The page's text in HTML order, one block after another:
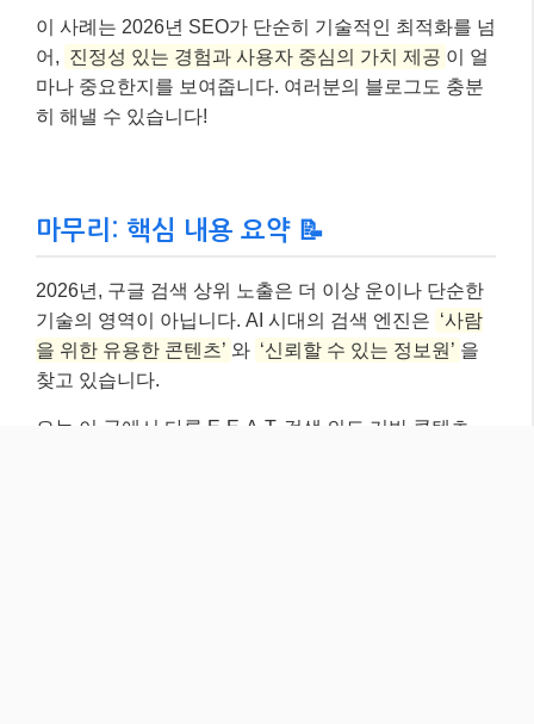
을 위한 유용한 콘텐츠’ 와 ‘신뢰할 수 있는 정보원’
찾고 있습니다.
오늘 이 글에서 다룬 E-E-A-T, 검색 의도 기반 콘텐츠,
의 블로그는 분명 구글 검색 결과의 최상단에서 빛을 발
요~ 😊